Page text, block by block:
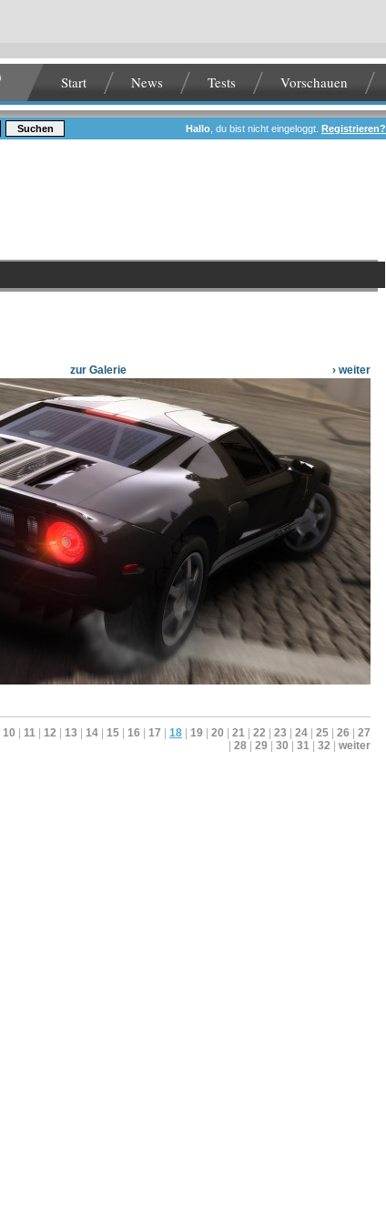
Start News Tests Vorschauen
Suchen Hallo , du bist nicht eingeloggt. Registrieren?
› weiter
zur Galerie
10 11 12 13 14 15 16 17 18 19 20 21 22 23 24 25 26
27
28 29 30 31 32 weiter